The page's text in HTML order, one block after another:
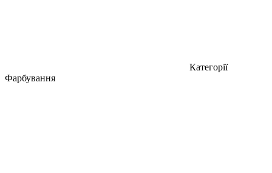
Категорії
Фарбування